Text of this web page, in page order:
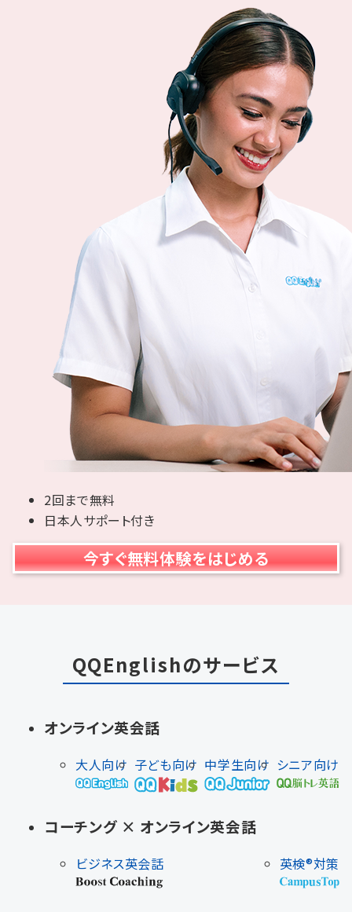
2回まで無料
日本人サポート付き
今すぐ無料体験をはじめる
QQEnglishのサービス
オンライン英会話
大人向け 子ども向け 中学生向け シニア向け
コーチング × オンライン英会話
ビジネス英会話 英検®対策